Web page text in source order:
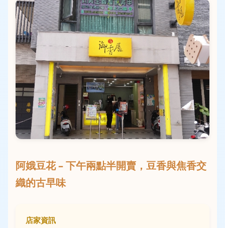
阿娥豆花 – 下午兩點半開賣，豆香與焦香交
織的古早味
店家資訊